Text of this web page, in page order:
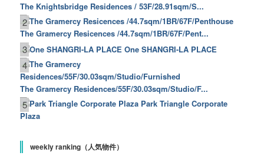
The Knightsbridge Residences / 53F/28.91sqm/S...
2
The Gramercy Resicences /44.7sqm/1BR/67F/Pent...
3 One SHANGRI-LA PLACE
4
The Gramercy Residences/55F/30.03sqm/Studio/F...
5
Park Triangle Corporate
Plaza
weekly ranking（人気物件）